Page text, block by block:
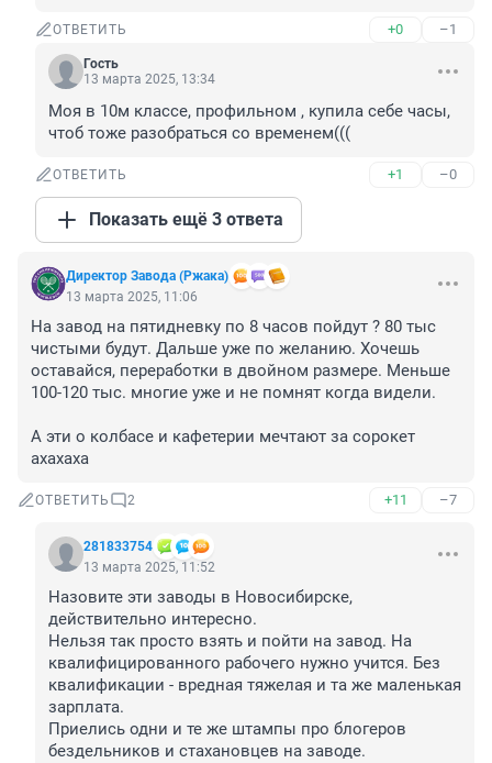
ОТВЕТИТЬ +0 –1
Гость
13 марта 2025, 13:34
Моя в 10м классе, профильном , купила себе часы,
чтоб тоже разобраться со временем(((
ОТВЕТИТЬ +1 –0
Показать ещё 3 ответа
Директор Завода (Ржака)
13 марта 2025, 11:06
На завод на пятидневку по 8 часов пойдут ? 80 тыс
чистыми будут. Дальше уже по желанию. Хочешь
оставайся, переработки в двойном размере. Меньше
100-120 тыс. многие уже и не помнят когда видели.
А эти о колбасе и кафетерии мечтают за сорокет
ахахаха
ОТВЕТИТЬ 2 +11 –7
281833754
13 марта 2025, 11:52
Назовите эти заводы в Новосибирске,
действительно интересно.
Нельзя так просто взять и пойти на завод. На
квалифицированного рабочего нужно учится. Без
квалификации - вредная тяжелая и та же маленькая
зарплата.
Приелись одни и те же штампы про блогеров
бездельников и стахановцев на заводе.